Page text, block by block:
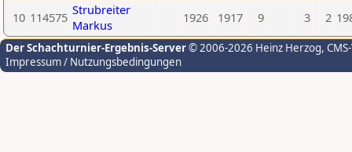
10 114575 Strubreiter
Markus
1926 1917 9 3 2
Der Schachturnier-Ergebnis-Server© 2006-2026 Heinz Herzog,
Impressum / Nutzungsbedingungen